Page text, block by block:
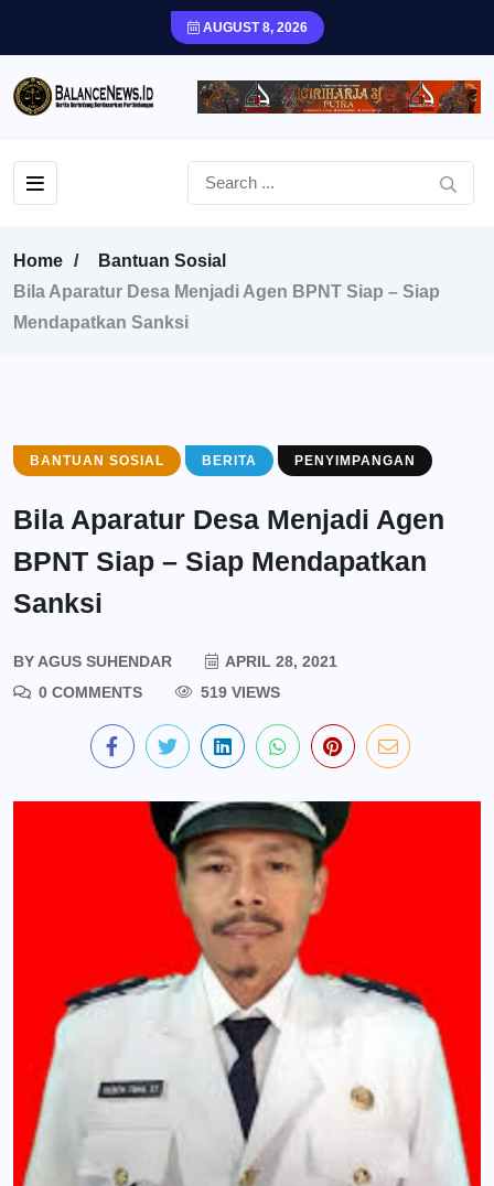
AUGUST 8, 2026
Home
Bantuan Sosial
Bila Aparatur Desa Menjadi Agen BPNT Siap – Siap
Mendapatkan Sanksi
BANTUAN SOSIAL BERITA PENYIMPANGAN
Bila Aparatur Desa Menjadi Agen
BPNT Siap – Siap Mendapatkan
Sanksi
BYAGUS SUHENDAR
APRIL 28, 2021
0 COMMENTS
519 VIEWS